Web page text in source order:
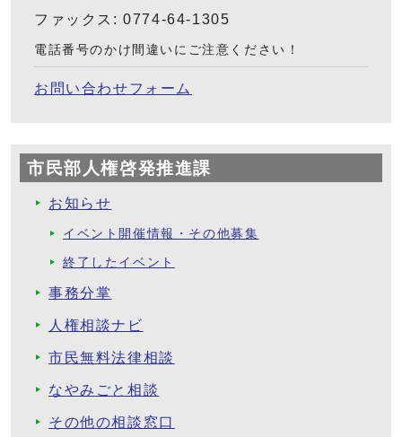
ファックス: 0774-64-1305
電話番号のかけ間違いにご注意ください！
お問い合わせフォーム
市民部人権啓発推進課
お知らせ
イベント開催情報・その他募集
終了したイベント
事務分掌
人権相談ナビ
市民無料法律相談
なやみごと相談
その他の相談窓口